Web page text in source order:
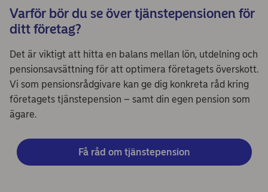
Varför bör du se över tjänstepensionen för
ditt företag?
Det är viktigt att hitta en balans mellan lön, utdelning och
pensionsavsättning för att optimera företagets överskott.
Vi som pensionsrådgivare kan ge dig konkreta råd kring
företagets tjänstepension – samt din egen pension som
ägare.
Få råd om tjänstepension